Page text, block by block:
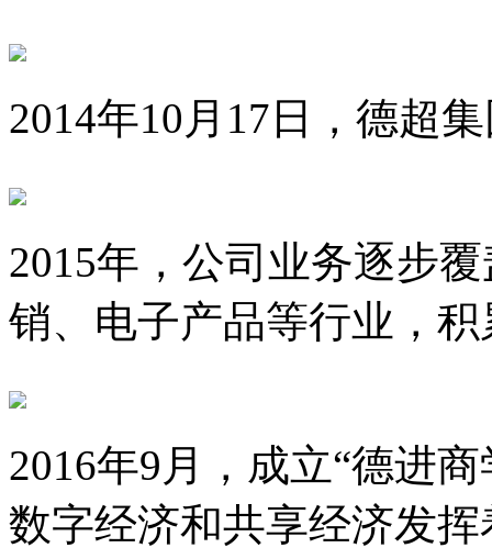
2014年10月17日，德超
2015年，公司业务逐步
销、电子产品等行业，
2016年9月，成立“德进
数字经济和共享经济发